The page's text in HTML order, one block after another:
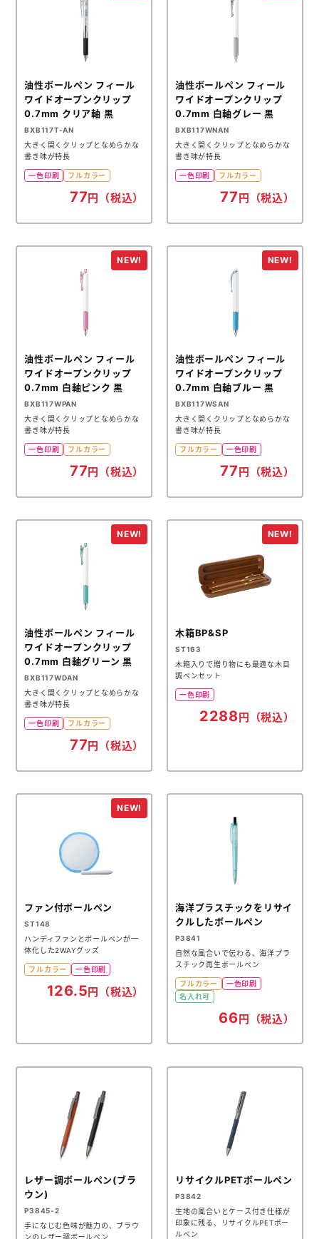
油性ボールペン フィール
ワイドオープンクリップ
0.7mm クリア軸 黒
BXB117T-AN
大きく開くクリップとなめらかな
書き味が特長
一色印刷 フルカラー
77円（税込）
油性ボールペン フィール
ワイドオープンクリップ
0.7mm 白軸グレー 黒
BXB117WNAN
大きく開くクリップとなめらかな
書き味が特長
一色印刷 フルカラー
77円（税込）
油性ボールペン フィール
ワイドオープンクリップ
0.7mm 白軸ピンク 黒
BXB117WPAN
大きく開くクリップとなめらかな
書き味が特長
一色印刷 フルカラー
77円（税込）
油性ボールペン フィール
ワイドオープンクリップ
0.7mm 白軸ブルー 黒
BXB117WSAN
大きく開くクリップとなめらかな
書き味が特長
フルカラー 一色印刷
77円（税込）
油性ボールペン フィール
ワイドオープンクリップ
0.7mm 白軸グリーン 黒
BXB117WDAN
大きく開くクリップとなめらかな
書き味が特長
一色印刷 フルカラー
77 円（税込）
木箱BP&SP
ST163
木箱入りで贈り物にも最適な木目
調ペンセット
一色印刷
2288 円（税込）
ファン付ボールペン
ST148
ハンディファンとボールペンが一
体化した2WAYグッズ
フルカラー 一色印刷
126.5円（税込）
海洋プラスチックをリサイ
クルしたボールペン
P3841
自然な風合いで伝わる、海洋プラ
スチック再生ボールペン
フルカラー
一色印刷
名入れ可
66円（税込）
レザー調ボールペン(ブラ
ウン)
P3845-2
手になじむ色味が魅力の、ブラウ
ンのレザー調ボールペン
リサイクルPETボールペン
P3842
生地の風合いとケース付き仕様が
印象に残る、リサイクルPETボー
ルペン